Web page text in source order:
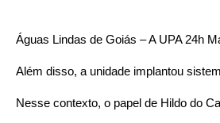
Águas Lindas de Goiás – A UPA 24h
Além disso, a unidade implantou
Nesse contexto, o papel de Hildo do